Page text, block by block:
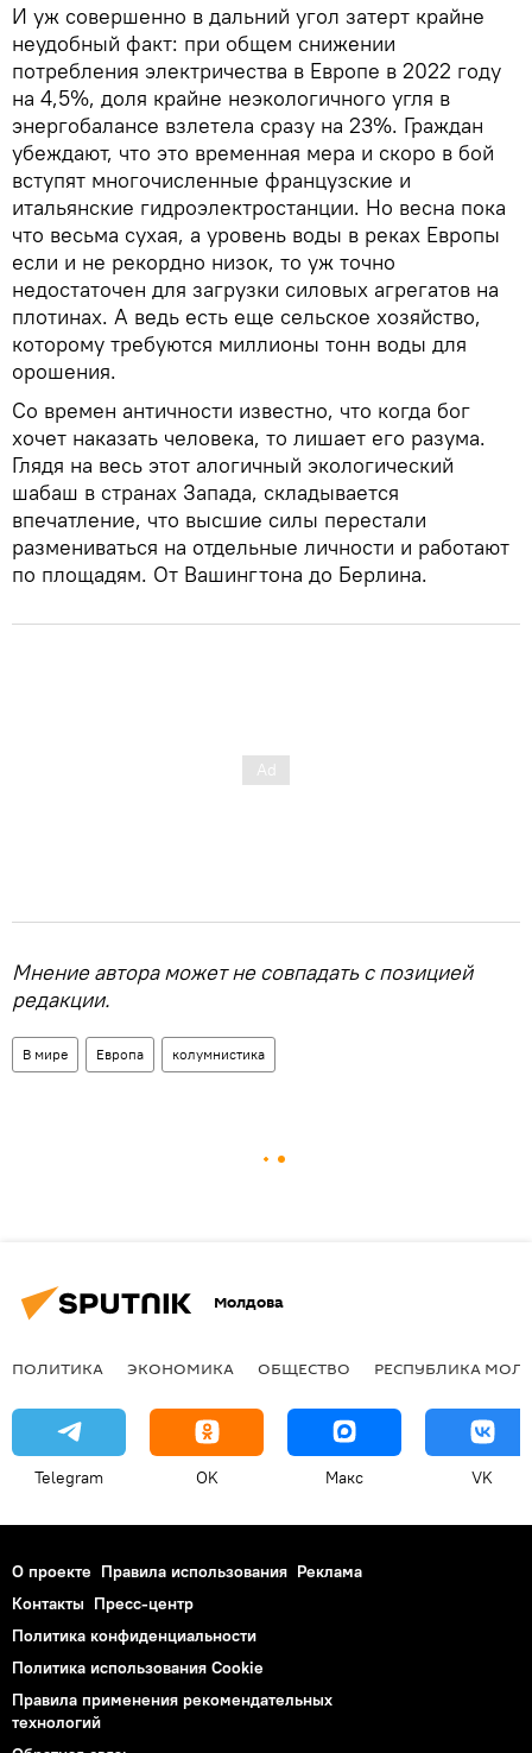
И уж совершенно в дальний угол затерт крайне
неудобный факт: при общем снижении
потребления электричества в Европе в 2022 году
на 4,5%, доля крайне неэкологичного угля в
энергобалансе взлетела сразу на 23%. Граждан
убеждают, что это временная мера и скоро в бой
вступят многочисленные французские и
итальянские гидроэлектростанции. Но весна пока
что весьма сухая, а уровень воды в реках Европы
если и не рекордно низок, то уж точно
недостаточен для загрузки силовых агрегатов на
плотинах. А ведь есть еще сельское хозяйство,
которому требуются миллионы тонн воды для
орошения.
Со времен античности известно, что когда бог
хочет наказать человека, то лишает его разума.
Глядя на весь этот алогичный экологический
шабаш в странах Запада, складывается
впечатление, что высшие силы перестали
размениваться на отдельные личности и работают
по площадям. От Вашингтона до Берлина.
Мнение автора может не совпадать с позицией
редакции.
В мире Европа колумнистика
Молдова
ПОЛИТИКА ЭКОНОМИКА ОБЩЕСТВО РЕСПУБЛИКА
Telegram OK Макс VK
О проекте Правила использования Реклама
Контакты Пресс-центр
Политика конфиденциальности
Политика использования Cookie
Правила применения рекомендательных
технологий